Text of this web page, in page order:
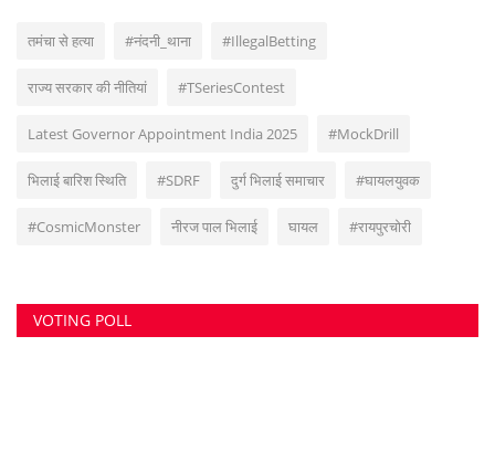
तमंचा से हत्या #नंदनी_थाना #IllegalBetting
राज्य सरकार की नीतियां #TSeriesContest
Latest Governor Appointment India 2025 #MockDrill
भिलाई बारिश स्थिति #SDRF दुर्ग भिलाई समाचार #घायलयुवक
#CosmicMonster नीरज पाल भिलाई घायल #रायपुरचोरी
VOTING POLL